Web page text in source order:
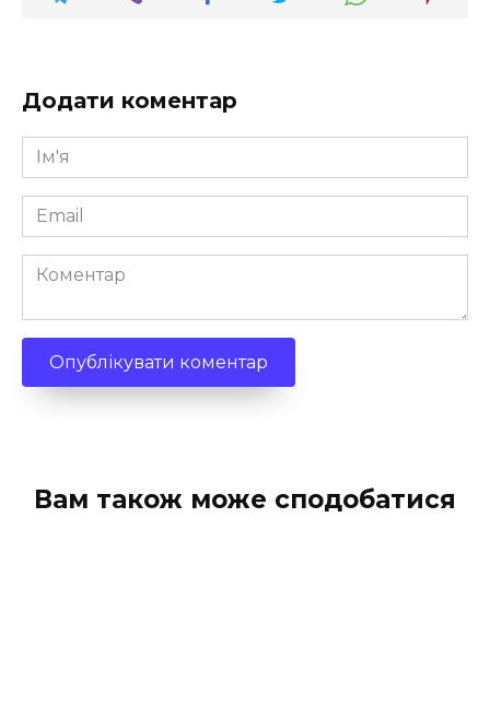
Додати коментар
Ім'я
*
Email
*
Коментар
Вам також може сподобатися